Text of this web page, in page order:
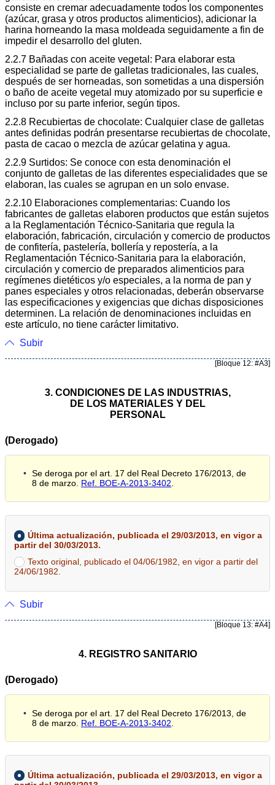
consiste en cremar adecuadamente todos los componentes
(azúcar, grasa y otros productos alimenticios), adicionar la
harina horneando la masa moldeada seguidamente a fin de
impedir el desarrollo del gluten.
2.2.7 Bañadas con aceite vegetal: Para elaborar esta
especialidad se parte de galletas tradicionales, las cuales,
después de ser horneadas, son sometidas a una dispersión
o baño de aceite vegetal muy atomizado por su superficie e
incluso por su parte inferior, según tipos.
2.2.8 Recubiertas de chocolate: Cualquier clase de galletas
antes definidas podrán presentarse recubiertas de chocolate,
pasta de cacao o mezcla de azúcar gelatina y agua.
2.2.9 Surtidos: Se conoce con esta denominación el
conjunto de galletas de las diferentes especialidades que se
elaboran, las cuales se agrupan en un solo envase.
2.2.10 Elaboraciones complementarias: Cuando los
fabricantes de galletas elaboren productos que están sujetos
a la Reglamentación Técnico-Sanitaria que regula la
elaboración, fabricación, circulación y comercio de productos
de confitería, pastelería, bollería y repostería, a la
Reglamentación Técnico-Sanitaria para la elaboración,
circulación y comercio de preparados alimenticios para
regímenes dietéticos y/o especiales, a la norma de pan y
panes especiales y otros relacionadas, deberán observarse
las especificaciones y exigencias que dichas disposiciones
determinen. La relación de denominaciones incluidas en
este artículo, no tiene carácter limitativo.
Subir
[Bloque 12: #A3]
3. CONDICIONES DE LAS INDUSTRIAS,
DE LOS MATERIALES Y DEL
PERSONAL
(Derogado)
Se deroga por el art. 17 del Real Decreto 176/2013, de
8 de marzo. Ref. BOE-A-2013-3402.
Última actualización, publicada el 29/03/2013, en vigor a
partir del 30/03/2013.
Texto original, publicado el 04/06/1982, en vigor a partir del
24/06/1982.
Subir
[Bloque 13: #A4]
4. REGISTRO SANITARIO
(Derogado)
Se deroga por el art. 17 del Real Decreto 176/2013, de
8 de marzo. Ref. BOE-A-2013-3402
Última actualización, publicada el 29/03/2013, en vigor a